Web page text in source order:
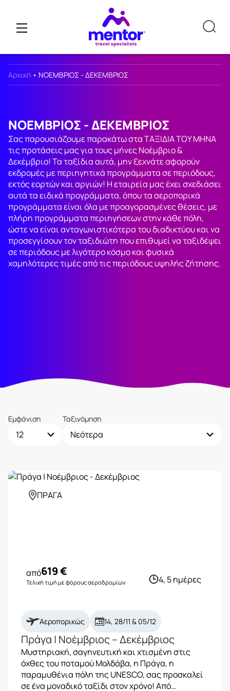
Αρχική • ΝΟΕΜΒΡΙΟΣ - ΔΕΚΕΜΒΡΙΟΣ
ΝΟΕΜΒΡΙΟΣ - ΔΕΚΕΜΒΡΙΟΣ
Σας παρουσιάζουμε παρακάτω στα ΤΑΞΙΔΙΑ ΤΟΥ ΜΗΝΑ
τις προτάσεις μας για τους μήνες Νοέμβριο &
Δεκέμβριο! Τα ταξίδια αυτά, μην ξεχνάτε αφορούν
εκδρομές με περιηγητικά προγράμματα σε περιόδους,
εκτός εορτών και αργιών! Η εταιρεία μας έχει σχεδιάσει
αυτά τα ειδικά προγράμματα, όπου τα αεροπορικά
προγράμματα είναι όλα με προαγορασμένες θέσεις, με
πλήρη προγράμματα περιηγήσεων στην κάθε πόλη,
ώστε να είναι ανταγωνιστικότερα του διαδικτύου και να
προσεγγίσουν τον ταξιδιώτη που επιθυμεί να ταξιδέψει
σε περιόδους με λιγότερο κόσμο και φυσικά
χαμηλότερες τιμές από τις περιόδους υψηλής ζήτησης.
Εμφάνιση Ταξινόμηση
ΠΡΑΓΑ
4, 5 ημέρες
από619€
Τελική τιμή με φόρους αεροδρομίων
Αεροπορικώς 14, 28/11 & 05/12
Πράγα | Νοέμβριος – Δεκέμβριος
Μυστηριακή, σαγηνευτική και χτισμένη στις
όχθες του ποταμού Μολδάβα, η Πράγα, η
παραμυθένια πόλη της UNESCO, σας προσκαλεί
σε ένα μοναδικό ταξίδι στον χρόνο! Από…